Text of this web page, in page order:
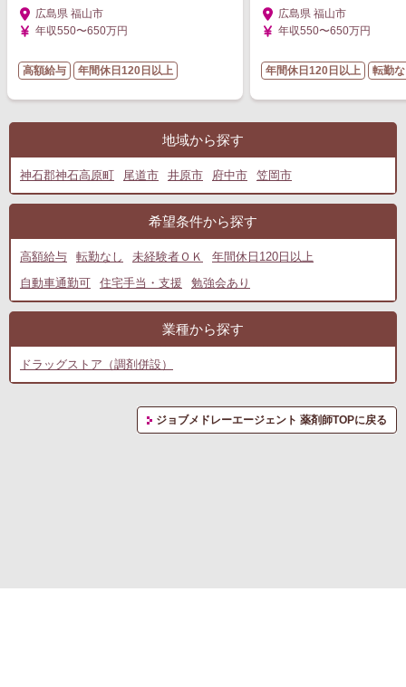
広島県 福山市
年収550〜650万円
高額給与 年間休日120日以上
広島県 福山市
年収550〜650万円
年間休日120日以上 転勤
地域から探す
神石郡神石高原町 尾道市 井原市 府中市 笠岡市
希望条件から探す
高額給与 転勤なし 未経験者ＯＫ
年間休日120日以上
自動車通勤可
住宅手当・支援 勉強会あり
業種から探す
ドラッグストア（調剤併設）
ジョブメドレーエージェント 薬剤師TOPに戻る